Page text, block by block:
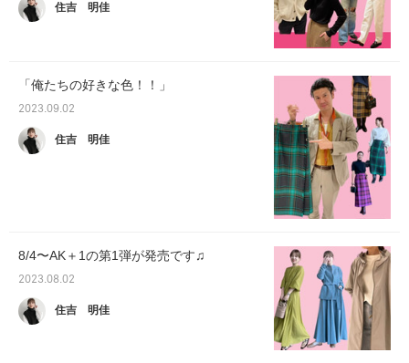
住吉 明佳
「俺たちの好きな色！！」
2023.09.02
住吉 明佳
8/4〜AK＋1の第1弾が発売です♫
2023.08.02
住吉 明佳